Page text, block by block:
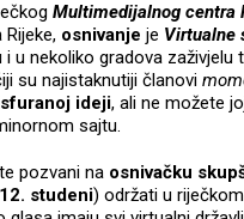
Multimedijalnog centra
osnivanje je Virtualne
u nekoliko gradova zaživjelu
su najistaknutiji članovi
ideji, ali ne možete
sajtu.
pozvani na osnivačku
studeni) održati u riječkom